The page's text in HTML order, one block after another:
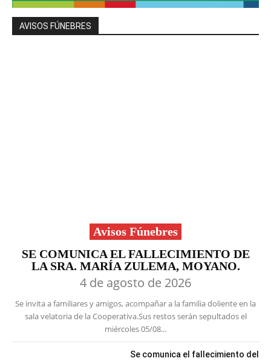
AVISOS FÚNEBRES
Avisos Fúnebres
SE COMUNICA EL FALLECIMIENTO DE
LA SRA. MARÍA ZULEMA, MOYANO.
4 de agosto de 2026
Se invita a familiares y amigos, acompañar a la familia doliente en la
sala velatoria de la Cooperativa.Sus restos serán sepultados el
miércoles 05/08...
Se comunica el fallecimiento del